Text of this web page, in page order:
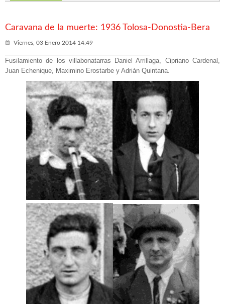
Caravana de la muerte: 1936 Tolosa-Donostia-Bera
Viernes, 03 Enero 2014 14:49
Fusilamiento de los villabonatarras Daniel Arrillaga, Cipriano Cardenal,
Juan Echenique, Maximino Erostarbe y Adrián Quintana.